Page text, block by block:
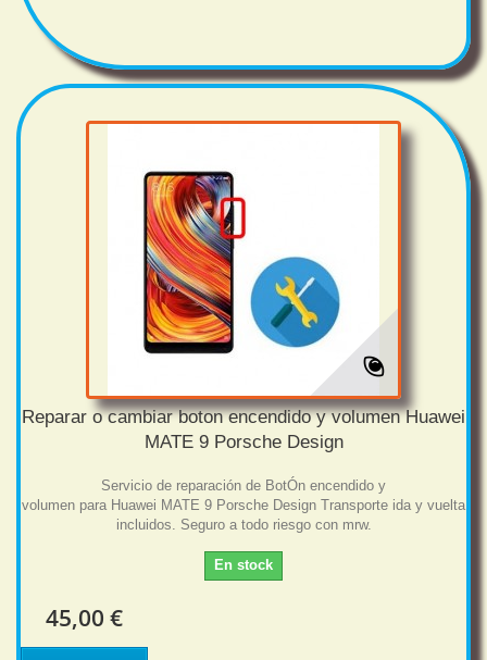
Reparar o cambiar boton encendido y volumen Huawei
MATE 9 Porsche Design
Servicio de reparación de BotÓn encendido y
volumen para Huawei MATE 9 Porsche Design Transporte ida y vuelta
incluidos. Seguro a todo riesgo con mrw.
En stock
45,00 €